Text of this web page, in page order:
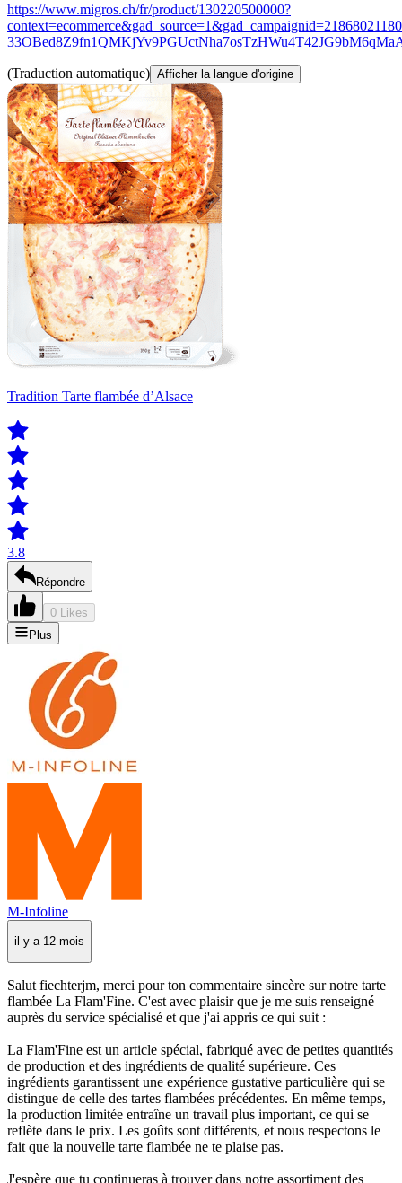
https://www.migros.ch/fr/product/130220500000?
(Traduction automatique) Afficher la langue d'origine
Tradition Tarte flambée d’Alsace
3.8
Répondre
0 Likes
Plus
M-Infoline
il y a 12 mois
Salut fiechterjm, merci pour ton commentaire sincère sur notre tarte
flambée La Flam'Fine. C'est avec plaisir que je me suis renseigné
auprès du service spécialisé et que j'ai appris ce qui suit :
La Flam'Fine est un article spécial, fabriqué avec de petites quantités
de production et des ingrédients de qualité supérieure. Ces
ingrédients garantissent une expérience gustative particulière qui se
distingue de celle des tartes flambées précédentes. En même temps,
la production limitée entraîne un travail plus important, ce qui se
reflète dans le prix. Les goûts sont différents, et nous respectons le
fait que la nouvelle tarte flambée ne te plaise pas.
J'espère que tu continueras à trouver dans notre assortiment des